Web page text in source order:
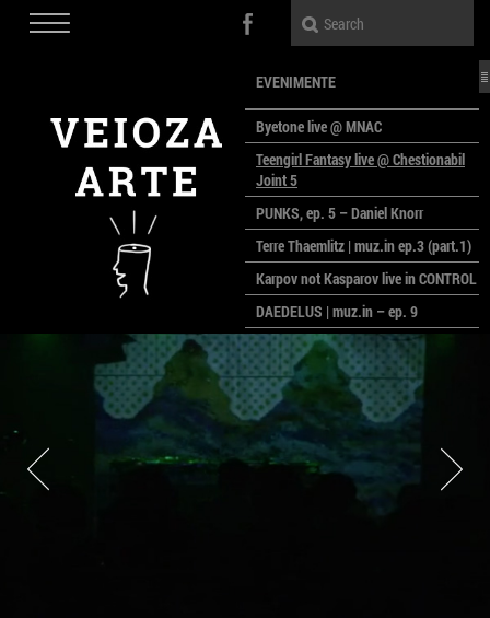
EVENIMENTE
Byetone live @ MNAC
Teengirl Fantasy live @ Chestionabil
Joint 5
PUNKS, ep. 5 – Daniel Knorr
Terre Thaemlitz | muz.in ep.3 (part.1)
Karpov not Kasparov live in CONTROL
DAEDELUS | muz.in – ep. 9
LALELE, LALELE – prima premieră a
anului la MACAZ
CinePOLSKA – filme poloneze la
București
PEOPLE OF ROMANIA se lansează la
galeria Simeza
All Stars For Outernational